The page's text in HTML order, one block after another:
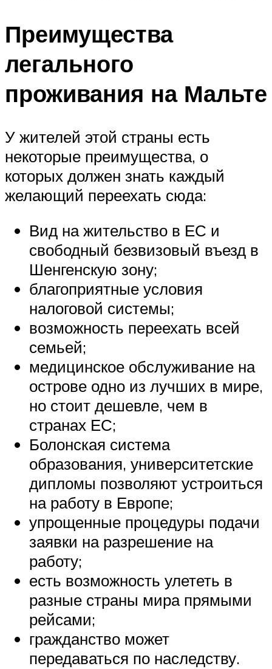
Преимущества
легального
проживания на Мальте
У жителей этой страны есть
некоторые преимущества, о
которых должен знать каждый
желающий переехать сюда:
Вид на жительство в ЕС и
свободный безвизовый въезд в
Шенгенскую зону;
благоприятные условия
налоговой системы;
возможность переехать всей
семьей;
медицинское обслуживание на
острове одно из лучших в мире,
но стоит дешевле, чем в
странах ЕС;
Болонская система
образования, университетские
дипломы позволяют устроиться
на работу в Европе;
упрощенные процедуры подачи
заявки на разрешение на
работу;
есть возможность улететь в
разные страны мира прямыми
рейсами;
гражданство может
передаваться по наследству.